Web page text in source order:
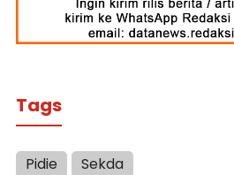
Tags
Pidie Sekda